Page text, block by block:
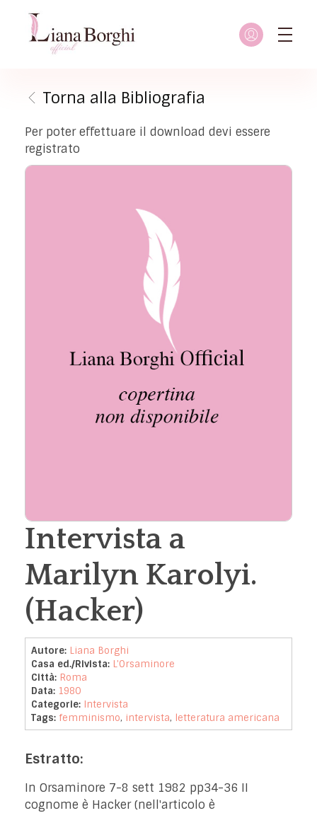
Torna alla Bibliografia
Per poter effettuare il download devi essere
registrato
Intervista a
Marilyn Karolyi.
(Hacker)
Autore: Liana Borghi
Casa ed./Rivista: L'Orsaminore
Città: Roma
Data: 1980
Categorie: Intervista
Tags: femminismo, intervista, letteratura americana
Estratto:
In Orsaminore 7-8 sett 1982 pp34-36 II
cognome è Hacker (nell'articolo è